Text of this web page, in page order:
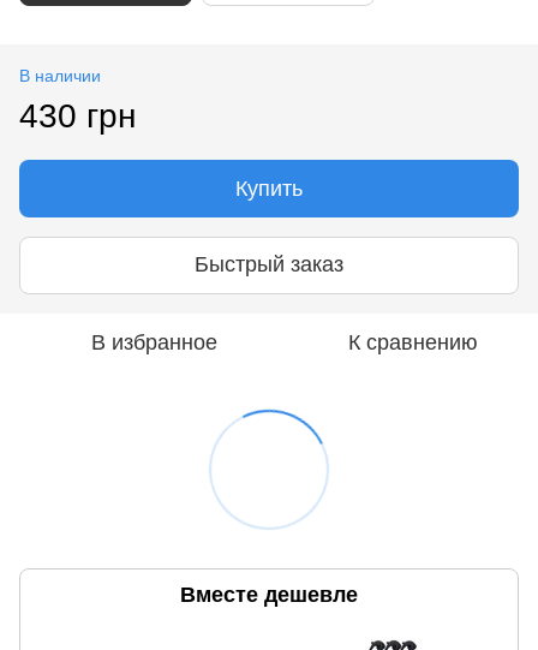
В наличии
430 грн
Купить
Быстрый заказ
В избранное К сравнению
Вместе дешевле